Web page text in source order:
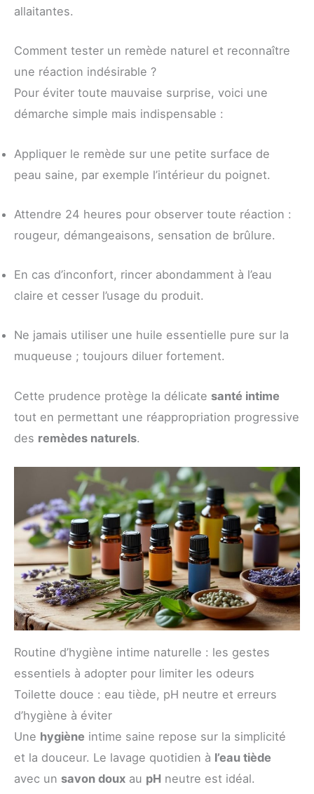
allaitantes.
Comment tester un remède naturel et reconnaître
une réaction indésirable ?
Pour éviter toute mauvaise surprise, voici une
démarche simple mais indispensable :
Appliquer le remède sur une petite surface de
peau saine, par exemple l’intérieur du poignet.
Attendre 24 heures pour observer toute réaction :
rougeur, démangeaisons, sensation de brûlure.
En cas d’inconfort, rincer abondamment à l’eau
claire et cesser l’usage du produit.
Ne jamais utiliser une huile essentielle pure sur la
muqueuse ; toujours diluer fortement.
Cette prudence protège la délicate santé intime
tout en permettant une réappropriation progressive
des remèdes naturels.
Routine d’hygiène intime naturelle : les gestes
essentiels à adopter pour limiter les odeurs
Toilette douce : eau tiède, pH neutre et erreurs
d’hygiène à éviter
Une hygiène intime saine repose sur la simplicité
et la douceur. Le lavage quotidien à l’eau tiède
avec un savon doux au pH neutre est idéal.